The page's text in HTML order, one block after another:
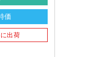
価
出荷